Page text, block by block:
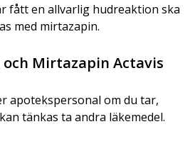
fått en allvarlig hudreaktion ska
med mirtazapin.
Mirtazapin Actavis
apotekspersonal om du tar,
tänkas ta andra läkemedel.